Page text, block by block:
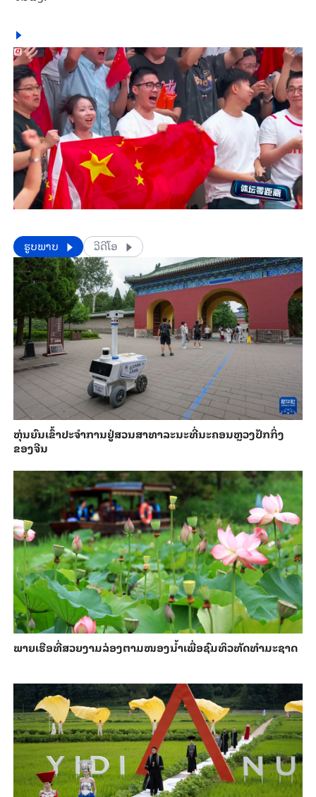
​​ຮູບພາບ ວີດີໂອ
​ຫຸ່ນ​ຍົນ​ເຂົ້າ​ປະ​ຈຳ​ການ​ຢູ່​ສວນ​ສາ​ທາ​ລະ​ນະ​ທີ່​ນະ​ຄອນຫຼວງ​ປັກ​ກິ່ງ​
ຂອງ​ຈີນ
ພາຍ​ເຮືອທີ່​ສວຍ​ງາມ​ລ່ອງ​ຕາມ​​ໜອງນ້ຳ​​ເພື່ອ​ຊົມ​ທິວ​ທັດ​ທຳ​ມະ​ຊາດ